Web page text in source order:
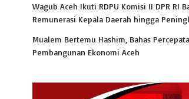
Wagub Aceh Ikuti RDPU Komisi II DPR RI
Remunerasi Kepala Daerah hingga
Mualem Bertemu Hashim, Bahas
Pembangunan Ekonomi Aceh